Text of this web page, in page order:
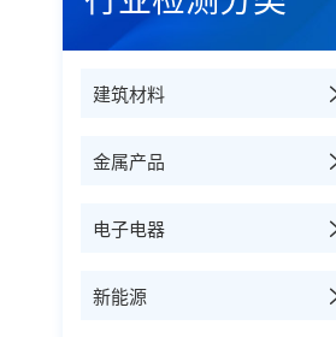
建筑材料
金属产品
电子电器
新能源